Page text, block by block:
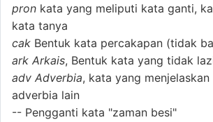
pron kata yang meliputi kata ganti,
kata tanya
cak Bentuk kata percakapan (tidak
ark Arkais, Bentuk kata yang tidak
adv Adverbia, kata yang
adverbia lain
-- Pengganti kata "zaman besi"